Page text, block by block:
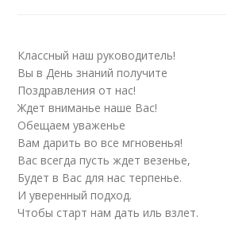
Классный наш руководитель!
Вы в День знаний получите
Поздравления от нас!
Ждет вниманье наше Вас!
Обещаем уваженье
Вам дарить во все мгновенья!
Вас всегда пусть ждет везенье,
Будет в Вас для нас терпенье.
И уверенный подход.
Чтобы старт нам дать иль взлет.